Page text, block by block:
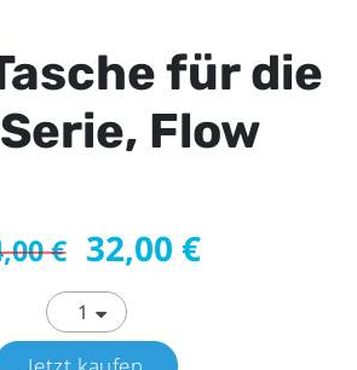
für die
Flow
€ 32,00 €